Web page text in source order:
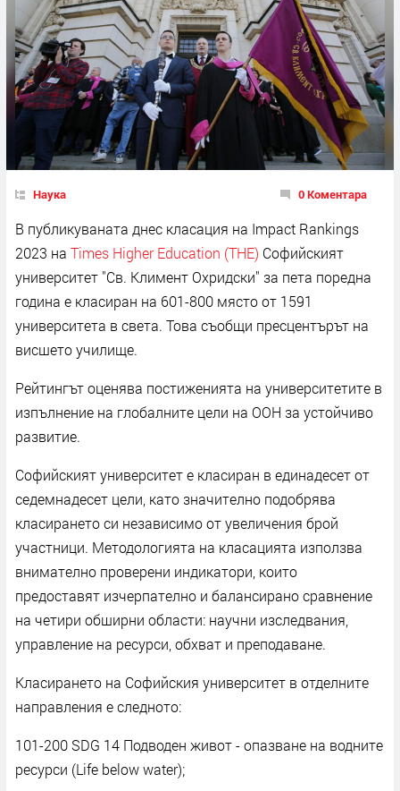
Наука 0 Коментара
В публикуваната днес класация на Impact Rankings
2023 на Times Higher Education (THE) Софийският
университет "Св. Климент Охридски" за пета поредна
година е класиран на 601-800 място от 1591
университета в света. Това съобщи пресцентърът на
висшето училище.
Рейтингът оценява постиженията на университетите в
изпълнение на глобалните цели на ООН за устойчиво
развитие.
Софийският университет е класиран в единадесет от
седемнадесет цели, като значително подобрява
класирането си независимо от увеличения брой
участници. Методологията на класацията използва
внимателно проверени индикатори, които
предоставят изчерпателно и балансирано сравнение
на четири обширни области: научни изследвания,
управление на ресурси, обхват и преподаване.
Класирането на Софийския университет в отделните
направления е следното:
101-200 SDG 14 Подводен живот - опазване на водните
ресурси (Life below water);